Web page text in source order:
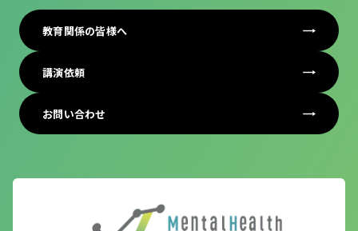
教育関係の皆様へ
講演依頼
お問い合わせ